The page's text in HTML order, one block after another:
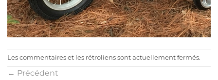
Les commentaires et les rétroliens sont actuellement fermés.
← Précédent